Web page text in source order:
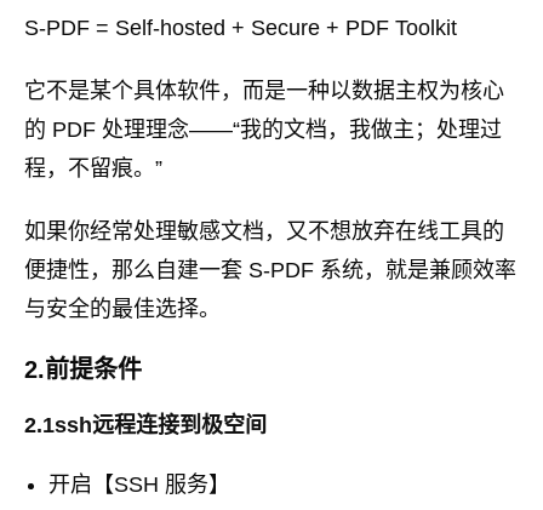
S-PDF = Self-hosted + Secure + PDF Toolkit
它不是某个具体软件，而是一种以数据主权为核心
的 PDF 处理理念——“我的文档，我做主；处理过
程，不留痕。”
如果你经常处理敏感文档，又不想放弃在线工具的
便捷性，那么自建一套 S-PDF 系统，就是兼顾效率
与安全的最佳选择。
2.前提条件
2.1ssh远程连接到极空间
开启【SSH 服务】